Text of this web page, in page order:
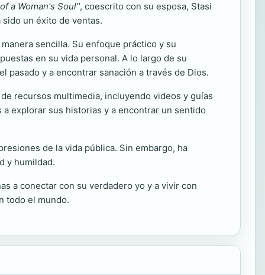
a Woman's Soul", coescrito con su esposa, Stasi
un éxito de ventas.
sencilla. Su enfoque práctico y su
en su vida personal. A lo largo de su
pasado y a encontrar sanación a través de Dios.
recursos multimedia, incluyendo videos y guías
explorar sus historias y a encontrar un sentido
de la vida pública. Sin embargo, ha
y humildad.
a conectar con su verdadero yo y a vivir con
todo el mundo.